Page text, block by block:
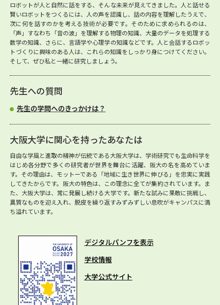
ロボットが人と自然に話をする、そんな未来が見えてきました。人と話せる
賢いロボットをつくるには、人の声を認識し、話の内容を理解したうえで、
次に何を話すのかを考える技術が必要です。そのために求められるのは、
「声」すなわち「音の波」を理解する物理の知識、大量のデータを処理する
数学の知識、さらに、言語学や心理学の知識などです。人と会話するロボッ
トづくりに興味のある人は、これらの知識をしっかり身につけてください。
そして、ぜひ私と一緒に研究しましょう。
先生への質問
先生の学問へのきっかけは？
大阪大学に関心を持ったあなたは
自由な学風と進取の精神が伝統である大阪大学は、学術研究でも生命科学を
はじめ各分野で多くの研究者が世界を舞台に活躍、阪大の名を高めていま
す。その理由は、モットーである「地域に生き世界に伸びる」を忠実に実践
してきたからです。阪大の特色は、この理念に全てが集約されています。ま
た、大阪大学は、常に発展し続ける大学です。新たな試みに果敢に挑戦し、
異質なものを迎え入れ、脱皮を繰り返すみずみずしい息吹がキャンパスに満
ち溢れています。
デジタルパンフを表示
学校情報
大学公式サイト